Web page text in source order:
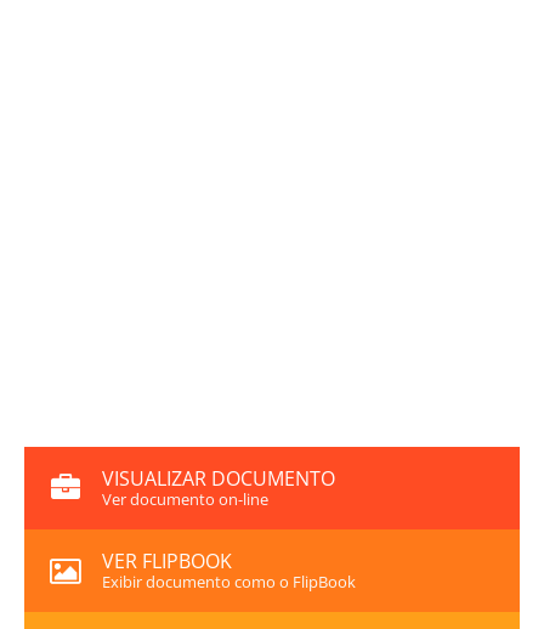
VISUALIZAR DOCUMENTO
Ver documento on-line
VER FLIPBOOK
Exibir documento como o FlipBook